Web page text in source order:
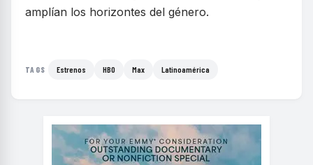
amplían los horizontes del género.
TAGS Estrenos HBO Max Latinoamérica